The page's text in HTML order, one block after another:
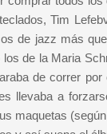
Tim
de jazz más
de la Maria
de correr
llevaba a
maquetas